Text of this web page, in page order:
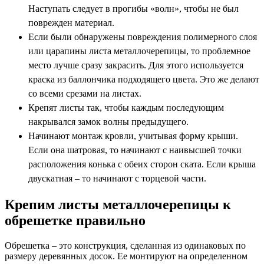
Наступать следует в прогибы «волн», чтобы не был
поврежден материал.
Если были обнаружены повреждения полимерного слоя
или царапины листа металлочерепицы, то проблемное
место лучше сразу закрасить. Для этого используется
краска из баллончика подходящего цвета. Это же делают
со всеми срезами на листах.
Крепят листы так, чтобы каждым последующим
накрывался замок волны предыдущего.
Начинают монтаж кровли, учитывая форму крыши.
Если она шатровая, то начинают с наивысшей точки
расположения конька с обеих сторон ската. Если крыша
двускатная – то начинают с торцевой части.
Крепим листы металлочерепицы к
обрешетке правильно
Обрешетка – это конструкция, сделанная из одинаковых по
размеру деревянных досок. Ее монтируют на определенном